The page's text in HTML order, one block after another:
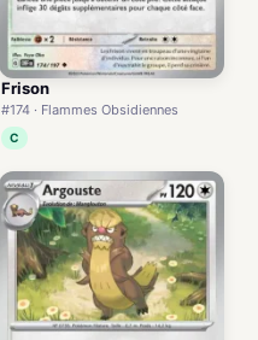
Frison
#174 · Flammes Obsidiennes
C